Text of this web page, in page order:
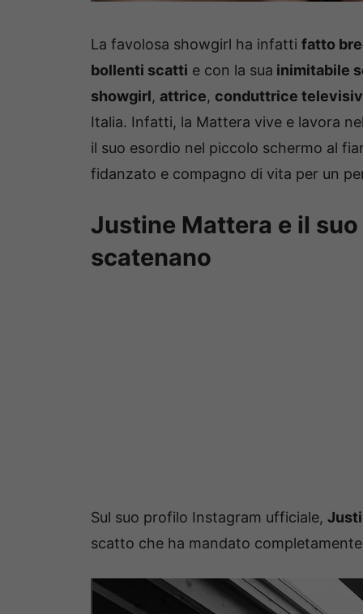
La favolosa showgirl ha infatti fatto
bollenti scatti e con la sua inimitabile
showgirl, attrice, conduttrice
Italia. Infatti, la Mattera vive e lavora
il suo esordio nel piccolo schermo al
fidanzato e compagno di vita per un
Justine Mattera e il
scatenano
Sul suo profilo Instagram ufficiale,
scatto che ha mandato